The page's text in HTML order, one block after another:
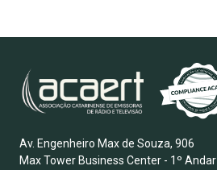
Av. Engenheiro Max de Souza, 906
Max Tower Business Center - 1º Andar